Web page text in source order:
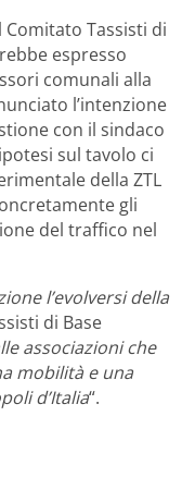
Tassisti di
espresso
comunali alla
l’intenzione
con il sindaco
sul tavolo ci
della ZTL
gli
del traffico nel
l’evolversi della
di Base
associazioni che
mobilità e una
d’Italia“.